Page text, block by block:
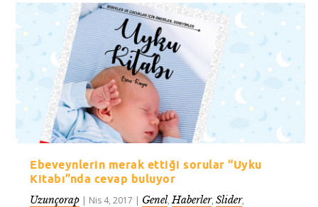
Ebeveynlerin merak ettiği sorular “Uyku
Kitabı”nda cevap buluyor
Uzunçorap
Nis 4, 2017 Genel,Haberler,Slider,